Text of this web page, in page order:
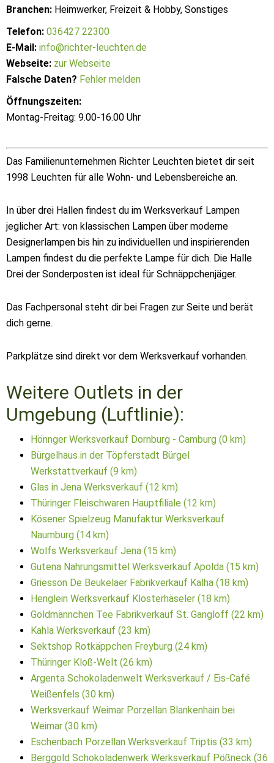
Branchen: Heimwerker, Freizeit & Hobby, Sonstiges
Telefon: 036427 22300
E-Mail: info@richter-leuchten.de
Webseite: zur Webseite
Falsche Daten? Fehler melden
Öffnungszeiten:
Montag-Freitag: 9.00-16.00 Uhr
Das Familienunternehmen Richter Leuchten bietet dir seit
1998 Leuchten für alle Wohn- und Lebensbereiche an.
In über drei Hallen findest du im Werksverkauf Lampen
jeglicher Art: von klassischen Lampen über moderne
Designerlampen bis hin zu individuellen und inspirierenden
Lampen findest du die perfekte Lampe für dich. Die Halle
Drei der Sonderposten ist ideal für Schnäppchenjäger.
Das Fachpersonal steht dir bei Fragen zur Seite und berät
dich gerne.
Parkplätze sind direkt vor dem Werksverkauf vorhanden.
Weitere Outlets in der
Umgebung (Luftlinie):
Hönnger Werksverkauf Dornburg - Camburg (0 km)
Bürgelhaus in der Töpferstadt Bürgel
Werkstattverkauf (9 km)
Glas in Jena Werksverkauf (12 km)
Thüringer Fleischwaren Hauptfiliale (12 km)
Kösener Spielzeug Manufaktur Werksverkauf
Naumburg (14 km)
Wolfs Werksverkauf Jena (15 km)
Gutena Nahrungsmittel Werksverkauf Apolda (15 km)
Griesson De Beukelaer Fabrikverkauf Kalha (18 km)
Henglein Werksverkauf Klosterhäseler (18 km)
Goldmännchen Tee Fabrikverkauf St. Gangloff (22 km)
Kahla Werksverkauf (23 km)
Sektshop Rotkäppchen Freyburg (24 km)
Thüringer Kloß-Welt (26 km)
Argenta Schokoladenwelt Werksverkauf / Eis-Café
Weißenfels (30 km)
Werksverkauf Weimar Porzellan Blankenhain bei
Weimar (30 km)
Eschenbach Porzellan Werksverkauf Triptis (33 km)
Berggold Schokoladenwerk Werksverkauf Pößneck (36